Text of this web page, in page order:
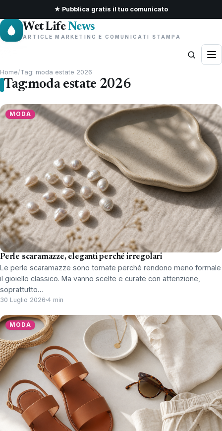
★ Pubblica gratis il tuo comunicato
Wet Life News
ARTICLE MARKETING E COMUNICATI STAMPA
Home/Tag: moda estate 2026
Tag:moda estate 2026
MODA
Perle scaramazze, eleganti perché irregolari
Le perle scaramazze sono tornate perché rendono meno formale
il gioiello classico. Ma vanno scelte e curate con attenzione,
soprattutto…
30 Luglio 2026 4 min
MODA